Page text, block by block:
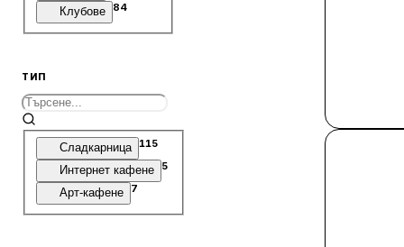
Клубове 84
ТИП
Сладкарница 115
Интернет кафене 5
Арт-кафене 7